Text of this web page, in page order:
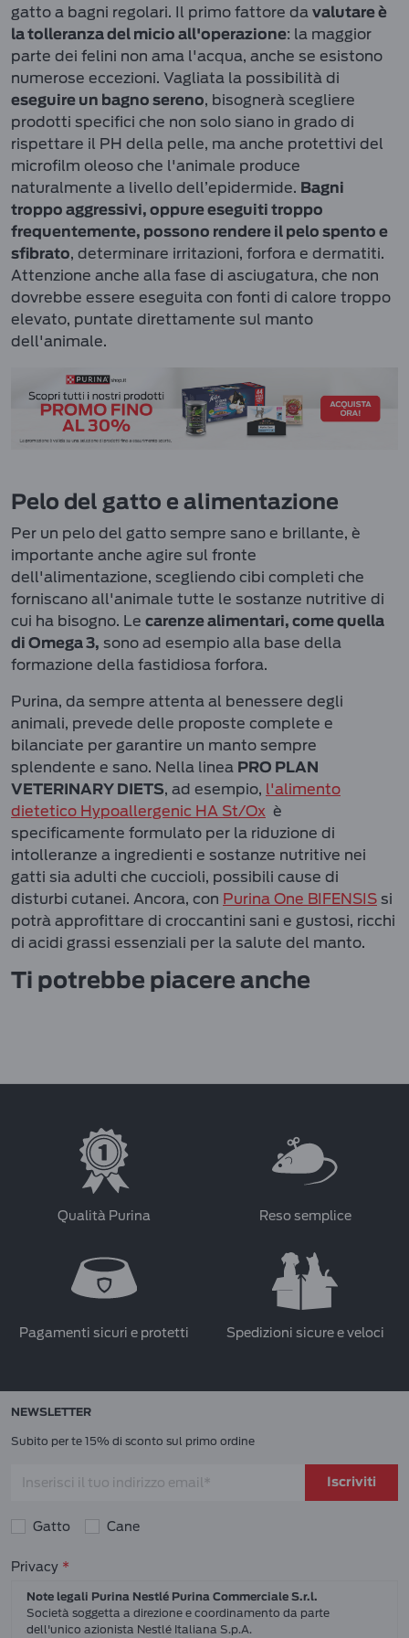
gatto a bagni regolari. Il primo fattore da valutare è
la tolleranza del micio all'operazione: la maggior
parte dei felini non ama l'acqua, anche se esistono
numerose eccezioni. Vagliata la possibilità di
eseguire un bagno sereno, bisognerà scegliere
prodotti specifici che non solo siano in grado di
rispettare il PH della pelle, ma anche protettivi del
microfilm oleoso che l'animale produce
naturalmente a livello dell’epidermide. Bagni
troppo aggressivi, oppure eseguiti troppo
frequentemente, possono rendere il pelo spento e
sfibrato, determinare irritazioni, forfora e dermatiti.
Attenzione anche alla fase di asciugatura, che non
dovrebbe essere eseguita con fonti di calore troppo
elevato, puntate direttamente sul manto
dell'animale.
Pelo del gatto e alimentazione
Per un pelo del gatto sempre sano e brillante, è
importante anche agire sul fronte
dell'alimentazione, scegliendo cibi completi che
forniscano all'animale tutte le sostanze nutritive di
cui ha bisogno. Le carenze alimentari, come quella
di Omega 3, sono ad esempio alla base della
formazione della fastidiosa forfora.
Purina, da sempre attenta al benessere degli
animali, prevede delle proposte complete e
bilanciate per garantire un manto sempre
splendente e sano. Nella linea PRO PLAN
VETERINARY DIETS, ad esempio, l'alimento
dietetico Hypoallergenic HA St/Ox è
specificamente formulato per la riduzione di
intolleranze a ingredienti e sostanze nutritive nei
gatti sia adulti che cuccioli, possibili cause di
disturbi cutanei. Ancora, con Purina One BIFENSIS si
potrà approfittare di croccantini sani e gustosi, ricchi
di acidi grassi essenziali per la salute del manto.
Ti potrebbe piacere anche
Qualità Purina Reso semplice
Pagamenti sicuri e protetti Spedizioni sicure e veloci
NEWSLETTER
Subito per te 15% di sconto sul primo ordine
Iscriviti
Gatto Cane
Consensi sulla privacy
Privacy
Note legali Purina Nestlé Purina Commerciale S.r.l.
Società soggetta a direzione e coordinamento da parte
dell'unico azionista Nestlé Italiana S.p.A.